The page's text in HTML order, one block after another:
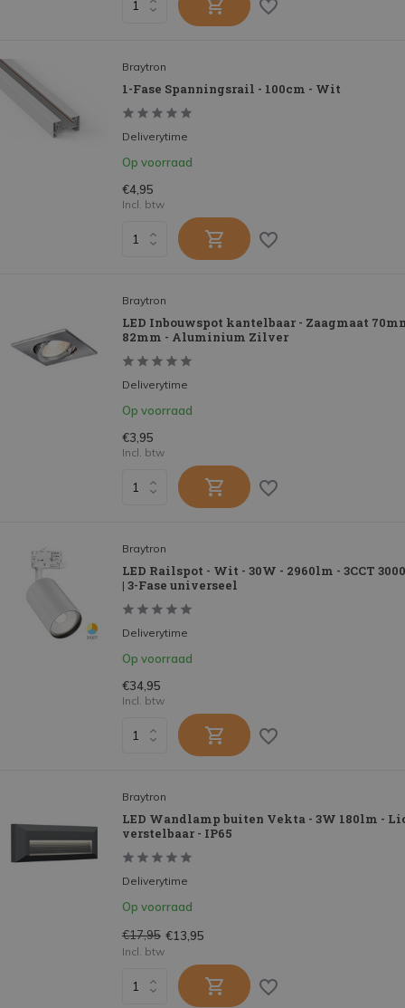
Braytron
1-Fase Spanningsrail - 100cm - Wit
Deliverytime
Op voorraad
€4,95
Incl. btw
Braytron
LED Inbouwspot kantelbaar - Zaagmaat
82mm - Aluminium Zilver
Deliverytime
Op voorraad
€3,95
Incl. btw
Braytron
LED Railspot - Wit - 30W - 2960lm - 3CCT
| 3-Fase universeel
Deliverytime
Op voorraad
€34,95
Incl. btw
Braytron
LED Wandlamp buiten Vekta - 3W 180lm -
verstelbaar - IP65
Deliverytime
Op voorraad
€17,95 €13,95
Incl. btw